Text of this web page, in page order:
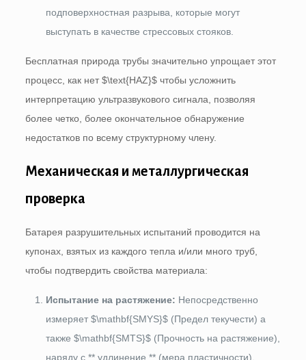
подповерхностная разрыва, которые могут
выступать в качестве стрессовых стояков.
Бесплатная природа трубы значительно упрощает этот
процесс, как нет$\text{HAZ}$чтобы усложнить
интерпретацию ультразвукового сигнала, позволяя
более четко, более окончательное обнаружение
недостатков по всему структурному члену.
Механическая и металлургическая
проверка
Батарея разрушительных испытаний проводится на
купонах, взятых из каждого тепла и/или много труб,
чтобы подтвердить свойства материала:
Испытание на растяжение: Непосредственно
измеряет $\mathbf{SMYS}$(Предел текучести) а
также $\mathbf{SMTS}$(Прочность на растяжение),
наряду с ** удлинение ** (мера пластичности).